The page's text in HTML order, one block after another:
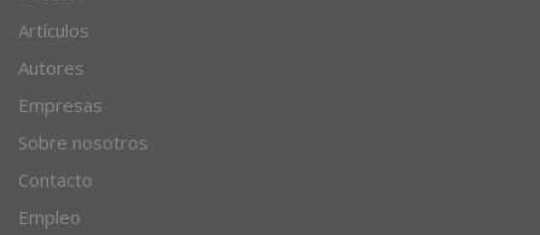
Artículos
Autores
Empresas
Sobre nosotros
Contacto
Empleo